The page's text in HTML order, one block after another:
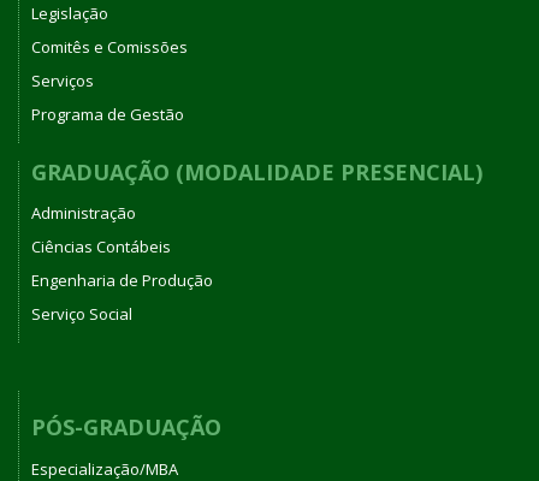
Legislação
Comitês e Comissões
Serviços
Programa de Gestão
GRADUAÇÃO (MODALIDADE PRESENCIAL)
Administração
Ciências Contábeis
Engenharia de Produção
Serviço Social
PÓS-GRADUAÇÃO
Especialização/MBA